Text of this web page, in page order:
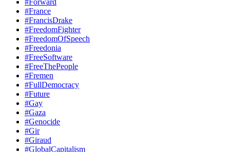
#Forward
#France
#FrancisDrake
#FreedomFighter
#FreedomOfSpeech
#Freedonia
#FreeSoftware
#FreeThePeople
#Fremen
#FullDemocracy
#Future
#Gay
#Gaza
#Genocide
#Gir
#Giraud
#GlobalCapitalism